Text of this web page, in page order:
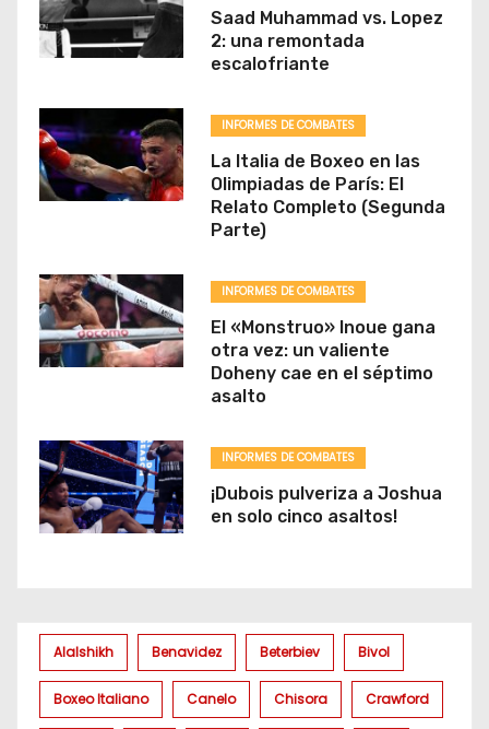
Saad Muhammad vs. Lopez
2: una remontada
escalofriante
INFORMES DE COMBATES
La Italia de Boxeo en las
Olimpiadas de París: El
Relato Completo (Segunda
Parte)
INFORMES DE COMBATES
El «Monstruo» Inoue gana
otra vez: un valiente
Doheny cae en el séptimo
asalto
INFORMES DE COMBATES
¡Dubois pulveriza a Joshua
en solo cinco asaltos!
Alalshikh Benavidez Beterbiev Bivol
Boxeo Italiano Canelo Chisora Crawford